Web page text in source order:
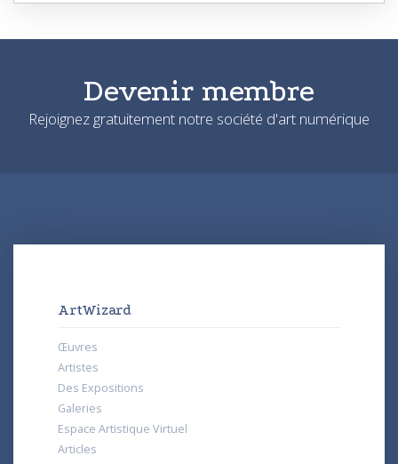
Devenir membre
Rejoignez gratuitement notre société d'art numérique
ArtWizard
Œuvres
Artistes
Des Expositions
Galeries
Espace Artistique Virtuel
Articles